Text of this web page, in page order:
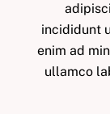
incididunt
enim ad
ullamco